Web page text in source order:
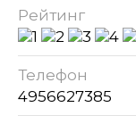
Рейтинг
Телефон
4956627385